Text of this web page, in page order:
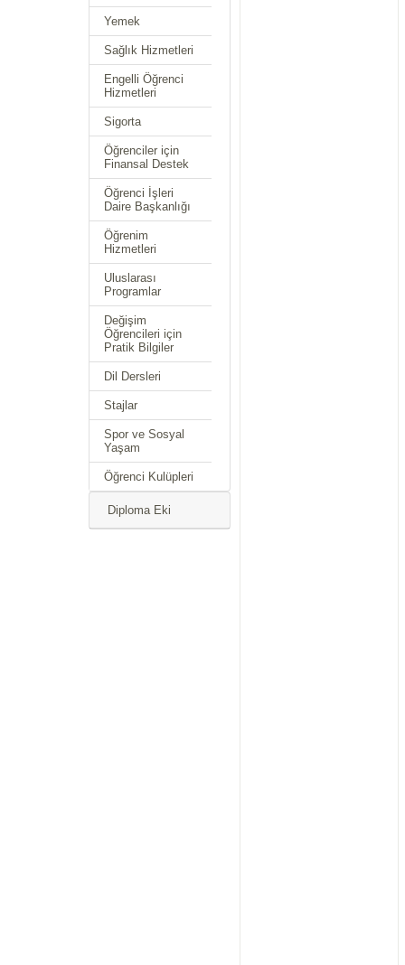
Yemek
Sağlık Hizmetleri
Engelli Öğrenci
Hizmetleri
Sigorta
Öğrenciler için
Finansal Destek
Öğrenci İşleri
Daire Başkanlığı
Öğrenim
Hizmetleri
Uluslarası
Programlar
Değişim
Öğrencileri için
Pratik Bilgiler
Dil Dersleri
Stajlar
Spor ve Sosyal
Yaşam
Öğrenci Kulüpleri
Diploma Eki